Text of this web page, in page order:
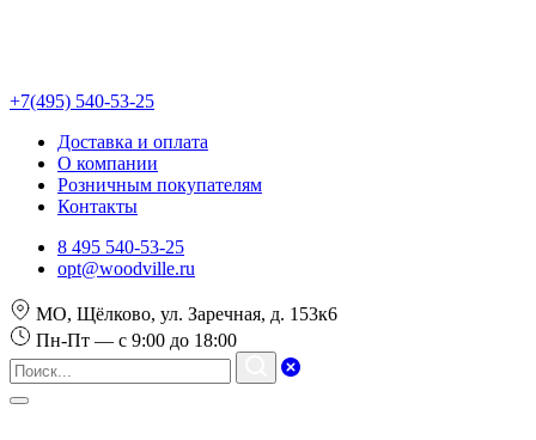
+7(495) 540-53-25
Доставка и оплата
О компании
Розничным покупателям
Контакты
8 495 540-53-25
opt@woodville.ru
МО, Щёлково, ул. Заречная, д. 153к6
Пн-Пт — с 9:00 до 18:00